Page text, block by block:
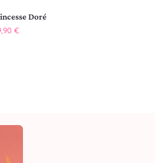
Doré
€